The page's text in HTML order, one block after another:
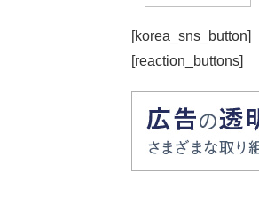
[korea_sns_button]
[reaction_buttons]